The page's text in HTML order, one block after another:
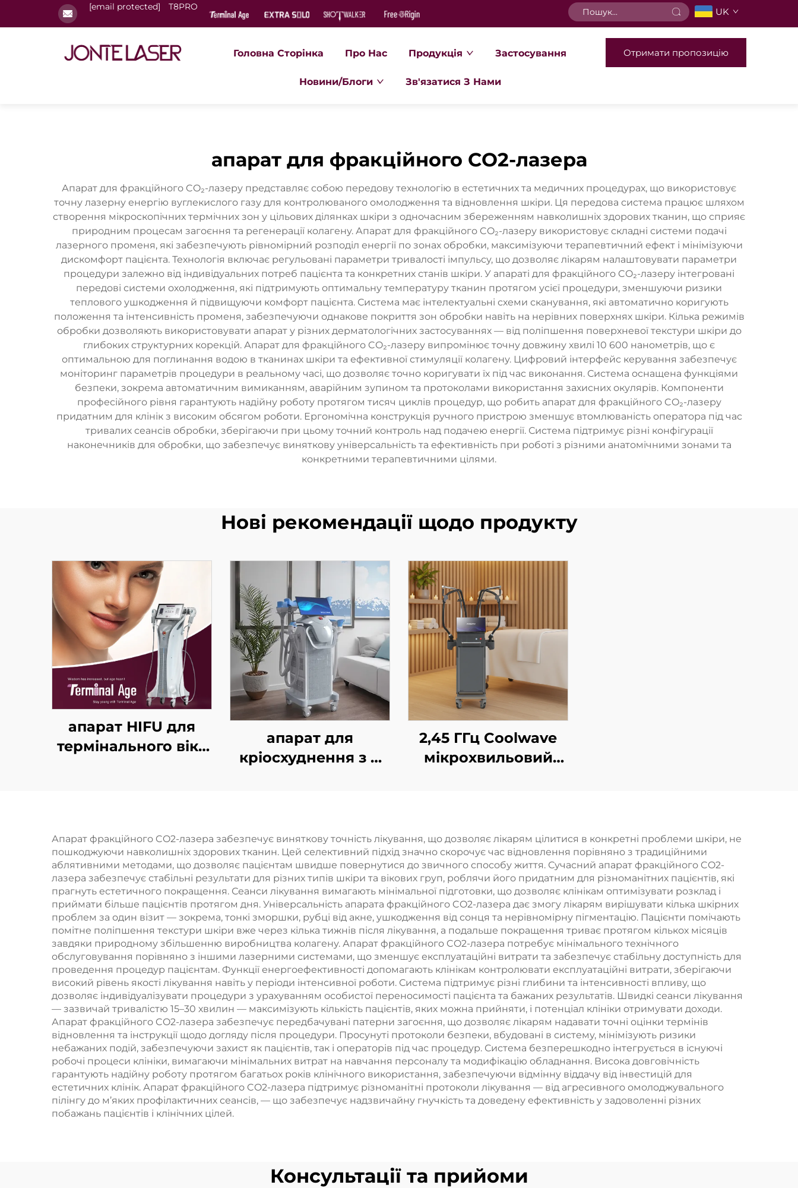
[email protected] T8PRO UK
Головна Сторінка Про Нас Продукція Застосування
Новини/Блоги Зв'язатися З Нами
Отримати пропозицію
апарат для фракційного CO2-лазера
Апарат для фракційного CO₂-лазеру представляє собою передову технологію в естетичних та медичних процедурах, що використовує
точну лазерну енергію вуглекислого газу для контролюваного омолодження та відновлення шкіри. Ця передова система працює шляхом
створення мікроскопічних термічних зон у цільових ділянках шкіри з одночасним збереженням навколишніх здорових тканин, що сприяє
природним процесам загоєння та регенерації колагену. Апарат для фракційного CO₂-лазеру використовує складні системи подачі
лазерного променя, які забезпечують рівномірний розподіл енергії по зонах обробки, максимізуючи терапевтичний ефект і мінімізуючи
дискомфорт пацієнта. Технологія включає регульовані параметри тривалості імпульсу, що дозволяє лікарям налаштовувати параметри
процедури залежно від індивідуальних потреб пацієнта та конкретних станів шкіри. У апараті для фракційного CO₂-лазеру інтегровані
передові системи охолодження, які підтримують оптимальну температуру тканин протягом усієї процедури, зменшуючи ризики
теплового ушкодження й підвищуючи комфорт пацієнта. Система має інтелектуальні схеми сканування, які автоматично коригують
положення та інтенсивність променя, забезпечуючи однакове покриття зон обробки навіть на нерівних поверхнях шкіри. Кілька режимів
обробки дозволяють використовувати апарат у різних дерматологічних застосуваннях — від поліпшення поверхневої текстури шкіри до
глибоких структурних корекцій. Апарат для фракційного CO₂-лазеру випромінює точну довжину хвилі 10 600 нанометрів, що є
оптимальною для поглинання водою в тканинах шкіри та ефективної стимуляції колагену. Цифровий інтерфейс керування забезпечує
моніторинг параметрів процедури в реальному часі, що дозволяє точно коригувати їх під час виконання. Система оснащена функціями
безпеки, зокрема автоматичним вимиканням, аварійним зупином та протоколами використання захисних окулярів. Компоненти
професійного рівня гарантують надійну роботу протягом тисяч циклів процедур, що робить апарат для фракційного CO₂-лазеру
придатним для клінік з високим обсягом роботи. Ергономічна конструкція ручного пристрою зменшує втомлюваність оператора під час
тривалих сеансів обробки, зберігаючи при цьому точний контроль над подачею енергії. Система підтримує різні конфігурації
наконечників для обробки, що забезпечує виняткову універсальність та ефективність при роботі з різними анатомічними зонами та
конкретними терапевтичними цілями.
Нові рекомендації щодо продукту
апарат HIFU для
термінального віку
обличчя, підтяжки
шкіри та контурної
корекції тіла
апарат для
кріосхуднення з 4
технологія
охолодження на
360°, кріотерапія
для зниження ваги
та косметичних
процедур
2,45 ГГц Coolwave
мікрохвильовий
целюліту,
підтягування та
омолодження
шкіри обличчя за
допомогою
радіочастотної
терапії, а також для
схуднення та
зменшення об’ємів
тіла
Апарат фракційного CO2-лазера забезпечує виняткову точність лікування, що дозволяє лікарям цілитися в конкретні проблеми шкіри, не
пошкоджуючи навколишніх здорових тканин. Цей селективний підхід значно скорочує час відновлення порівняно з традиційними
аблятивними методами, що дозволяє пацієнтам швидше повернутися до звичного способу життя. Сучасний апарат фракційного CO2-
лазера забезпечує стабільні результати для різних типів шкіри та вікових груп, роблячи його придатним для різноманітних пацієнтів, які
прагнуть естетичного покращення. Сеанси лікування вимагають мінімальної підготовки, що дозволяє клінікам оптимізувати розклад і
приймати більше пацієнтів протягом дня. Універсальність апарата фракційного CO2-лазера дає змогу лікарям вирішувати кілька шкірних
проблем за один візит — зокрема, тонкі зморшки, рубці від акне, ушкодження від сонця та нерівномірну пігментацію. Пацієнти помічають
помітне поліпшення текстури шкіри вже через кілька тижнів після лікування, а подальше покращення триває протягом кількох місяців
завдяки природному збільшенню виробництва колагену. Апарат фракційного CO2-лазера потребує мінімального технічного
обслуговування порівняно з іншими лазерними системами, що зменшує експлуатаційні витрати та забезпечує стабільну доступність для
проведення процедур пацієнтам. Функції енергоефективності допомагають клінікам контролювати експлуатаційні витрати, зберігаючи
високий рівень якості лікування навіть у періоди інтенсивної роботи. Система підтримує різні глибини та інтенсивності впливу, що
дозволяє індивідуалізувати процедури з урахуванням особистої переносимості пацієнта та бажаних результатів. Швидкі сеанси лікування
— зазвичай тривалістю 15–30 хвилин — максимізують кількість пацієнтів, яких можна прийняти, і потенціал клініки отримувати доходи.
Апарат фракційного CO2-лазера забезпечує передбачувані патерни загоєння, що дозволяє лікарям надавати точні оцінки термінів
відновлення та інструкції щодо догляду після процедури. Просунуті протоколи безпеки, вбудовані в систему, мінімізують ризики
небажаних подій, забезпечуючи захист як пацієнтів, так і операторів під час процедур. Система безперешкодно інтегрується в існуючі
робочі процеси клініки, вимагаючи мінімальних витрат на навчання персоналу та модифікацію обладнання. Висока довговічність
гарантують надійну роботу протягом багатьох років клінічного використання, забезпечуючи відмінну віддачу від інвестицій для
естетичних клінік. Апарат фракційного CO2-лазера підтримує різноманітні протоколи лікування — від агресивного омолоджувального
пілінгу до м’яких профілактичних сеансів, — що забезпечує надзвичайну гнучкість та доведену ефективність у задоволенні різних
побажань пацієнтів і клінічних цілей.
Консультації та прийоми